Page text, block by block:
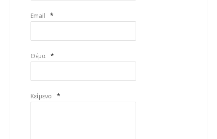
Email *
Θέμα *
Κείμενο *